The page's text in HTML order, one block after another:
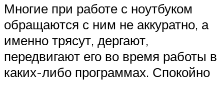
Многие при работе с ноутбуком
обращаются с ним не аккуратно, а
именно трясут, дергают,
передвигают его во время работы в
каких-либо программах. Спокойно